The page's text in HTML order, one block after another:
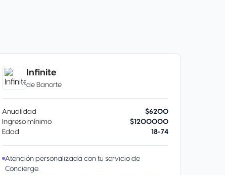
Infinite
de Banorte
Anualidad
$6200
Ingreso mínimo
$1200000
Edad
18-74
Atención personalizada con tu servicio de
Concierge.